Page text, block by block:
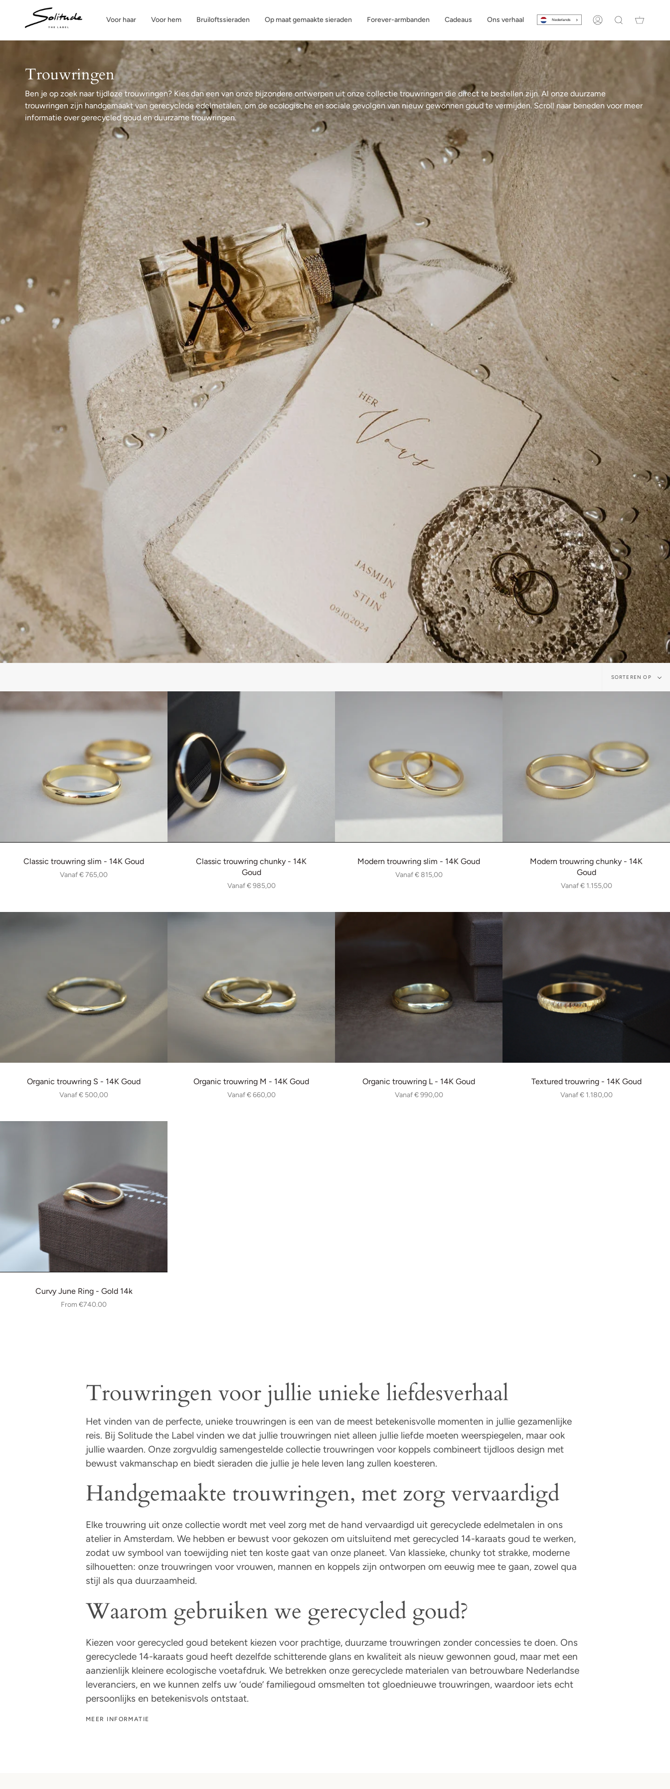
Voor haar Voor hem Bruiloftssieraden Op maat gemaakte sieraden Forever-armbanden Cadeaus Ons verhaal Nederlands AccountZoeken
Trouwringen
Ben je op zoek naar tijdloze trouwringen? Kies dan een van onze bijzondere ontwerpen uit onze collectie trouwringen die direct te bestellen zijn. Al onze duurzame
trouwringen zijn handgemaakt van gerecyclede edelmetalen, om de ecologische en sociale gevolgen van nieuw gewonnen goud te vermijden. Scroll naar beneden voor meer
informatie over gerecycled goud en duurzame trouwringen.
SORTEREN OP
Classic trouwring slim - 14K Goud
Vanaf€ 765,00
Classic trouwring chunky - 14K
Goud
Vanaf€ 985,00
Modern trouwring slim - 14K Goud
Vanaf€ 815,00
Modern trouwring chunky - 14K
Goud
Vanaf€ 1.155,00
Organic trouwring S - 14K Goud
Vanaf€ 500,00
Organic trouwring M - 14K Goud
Vanaf€ 660,00
Organic trouwring L - 14K Goud
Vanaf€ 990,00
Textured trouwring - 14K Goud
Vanaf€ 1.180,00
Curvy June Ring - Gold 14k
From €740.00
Trouwringen voor jullie unieke liefdesverhaal
Het vinden van de perfecte, unieke trouwringen is een van de meest betekenisvolle momenten in jullie gezamenlijke
reis. Bij Solitude the Label vinden we dat jullie trouwringen niet alleen jullie liefde moeten weerspiegelen, maar ook
jullie waarden. Onze zorgvuldig samengestelde collectie trouwringen voor koppels combineert tijdloos design met
bewust vakmanschap en biedt sieraden die jullie je hele leven lang zullen koesteren.
Handgemaakte trouwringen, met zorg vervaardigd
Elke trouwring uit onze collectie wordt met veel zorg met de hand vervaardigd uit gerecyclede edelmetalen in ons
atelier in Amsterdam. We hebben er bewust voor gekozen om uitsluitend met gerecycled 14-karaats goud te werken,
zodat uw symbool van toewijding niet ten koste gaat van onze planeet. Van klassieke, chunky tot strakke, moderne
silhouetten: onze trouwringen voor vrouwen, mannen en koppels zijn ontworpen om eeuwig mee te gaan, zowel qua
stijl als qua duurzaamheid.
Waarom gebruiken we gerecycled goud?
Kiezen voor gerecycled goud betekent kiezen voor prachtige, duurzame trouwringen zonder concessies te doen. Ons
gerecyclede 14-karaats goud heeft dezelfde schitterende glans en kwaliteit als nieuw gewonnen goud, maar met een
aanzienlijk kleinere ecologische voetafdruk. We betrekken onze gerecyclede materialen van betrouwbare Nederlandse
leveranciers, en we kunnen zelfs uw ‘oude’ familiegoud omsmelten tot gloednieuwe trouwringen, waardoor iets echt
persoonlijks en betekenisvols ontstaat.
MEER INFORMATIE